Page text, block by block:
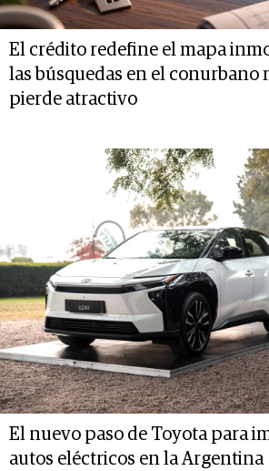
El crédito redefine el mapa
las búsquedas en el conurbano
pierde atractivo
El nuevo paso de Toyota para
autos eléctricos en la Argentina